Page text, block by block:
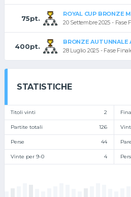
75pt.
ROYAL CUP BRONZE
20 Settembre 2025 - Fase
400pt.
BRONZE AUTUNNALE
28 Luglio 2025 - Fase
STATISTICHE
Titoli vinti 2
Partite totali 126
Perse 44
Vinte per 9-0 4